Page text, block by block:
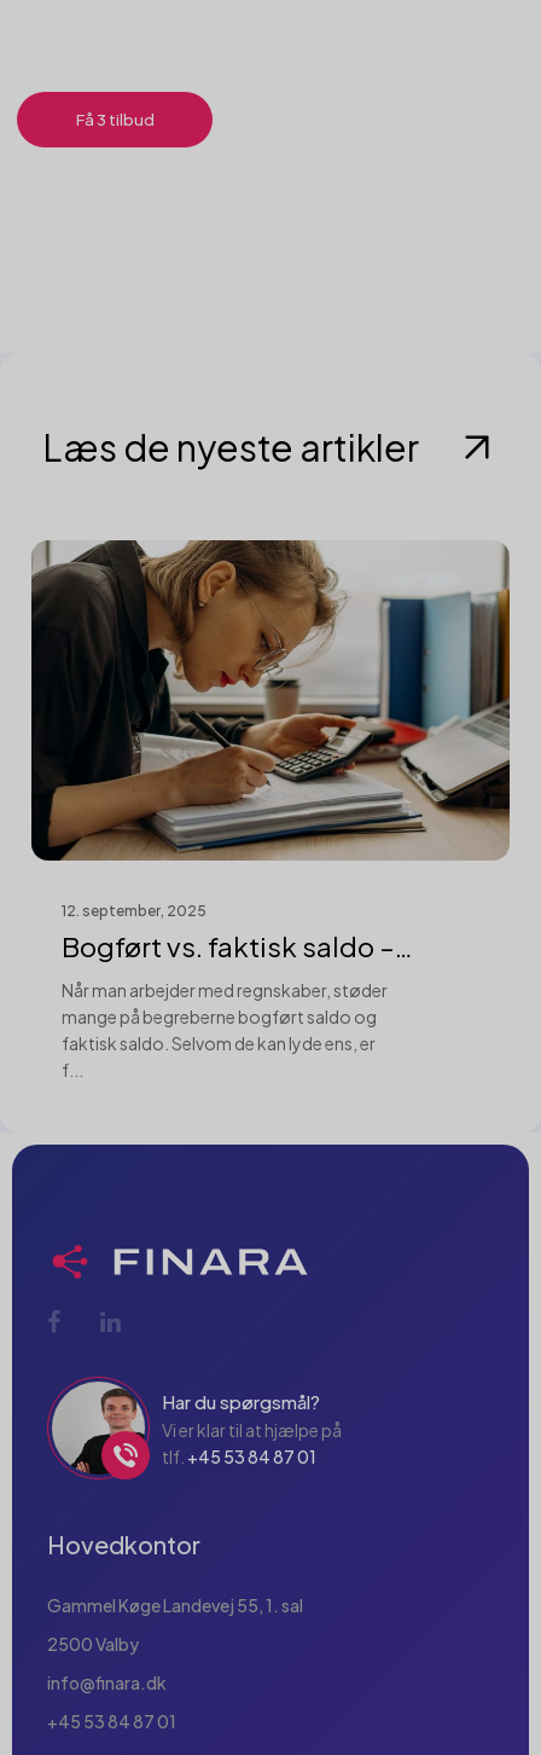
Få 3 tilbud
Læs de nyeste artikler
12. september, 2025
Bogført vs. faktisk saldo –
revisors ...
Når man arbejder med regnskaber, støder
mange på begreberne bogført saldo og
faktisk saldo. Selvom de kan lyde ens, er
f...
Har du spørgsmål?
Vi er klar til at hjælpe på
tlf. +45 53 84 87 01
Hovedkontor
Gammel Køge Landevej 55, 1. sal
2500 Valby
info@finara.dk
+45 53 84 87 01